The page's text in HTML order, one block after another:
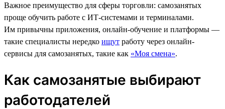
Важное преимущество для сферы торговли: самозанятых
проще обучить работе с ИТ-системами и терминалами.
Им привычны приложения, онлайн-обучение и платформы —
такие специалисты нередко ищут работу через онлайн-
сервисы для самозанятых, такие как «Моя смена».
Как самозанятые выбирают
работодателей